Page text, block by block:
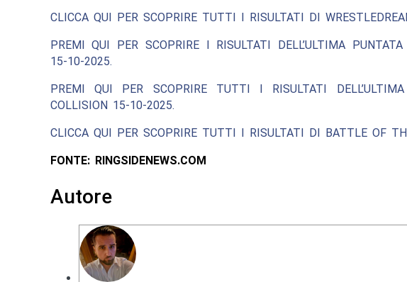
CLICCA QUI PER SCOPRIRE TUTTI I RISULTATI DI
PREMI QUI PER SCOPRIRE I RISULTATI DELL’ULTIMA
15-10-2025.
PREMI QUI PER SCOPRIRE TUTTI I RISULTATI
COLLISION 15-10-2025.
CLICCA QUI PER SCOPRIRE TUTTI I RISULTATI DI BATTLE OF
FONTE: RINGSIDENEWS.COM
Autore